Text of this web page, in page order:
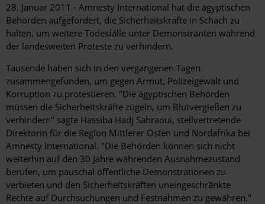
28. Januar 2011 - Amnesty International hat die ägyptischen
Behörden aufgefordert, die Sicherheitskräfte in Schach zu
halten, um weitere Todesfälle unter Demonstranten während
der landesweiten Proteste zu verhindern.
Tausende haben sich in den vergangenen Tagen
zusammengefunden, um gegen Armut, Polizeigewalt und
Korruption zu protestieren. "Die ägyptischen Behörden
müssen die Sicherheitskräfte zügeln, um Blutvergießen zu
verhindern" sagte Hassiba Hadj Sahraoui, stellvertretende
Direktorin für die Region Mittlerer Osten und Nordafrika bei
Amnesty International. "Die Behörden können sich nicht
weiterhin auf den 30 Jahre währenden Ausnahmezustand
berufen, um pauschal öffentliche Demonstrationen zu
verbieten und den Sicherheitskräften uneingeschränkte
Rechte auf Durchsuchungen und Festnahmen zu gewähren."